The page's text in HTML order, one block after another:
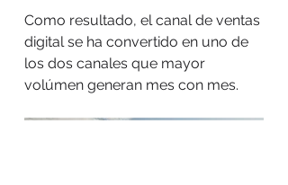
Como resultado, el canal de ventas
digital se ha convertido en uno de
los dos canales que mayor
volúmen generan mes con mes.